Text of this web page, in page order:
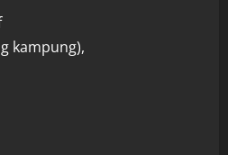
kampung),